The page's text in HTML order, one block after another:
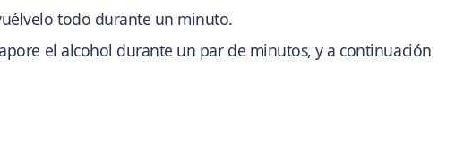
todo durante un minuto.
el alcohol durante un par de minutos, y a continuación